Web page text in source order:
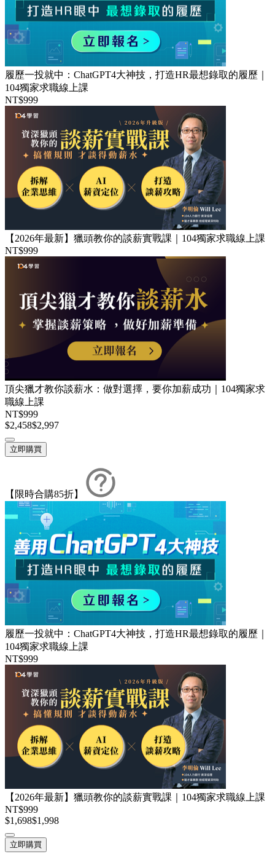
履歷一投就中：ChatGPT4大神技，打造HR最想錄取的履歷｜
104獨家求職線上課
NT$999
【2026年最新】獵頭教你的談薪實戰課｜104獨家求職線上課
NT$999
頂尖獵才教你談薪水：做對選擇，要你加薪成功｜104獨家求
職線上課
NT$999
$2,458$2,997
立即購買
【限時合購85折】
履歷一投就中：ChatGPT4大神技，打造HR最想錄取的履歷｜
104獨家求職線上課
NT$999
【2026年最新】獵頭教你的談薪實戰課｜104獨家求職線上課
NT$999
$1,698$1,998
立即購買